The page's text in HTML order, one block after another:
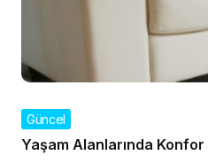
Güncel
Yaşam Alanlarında